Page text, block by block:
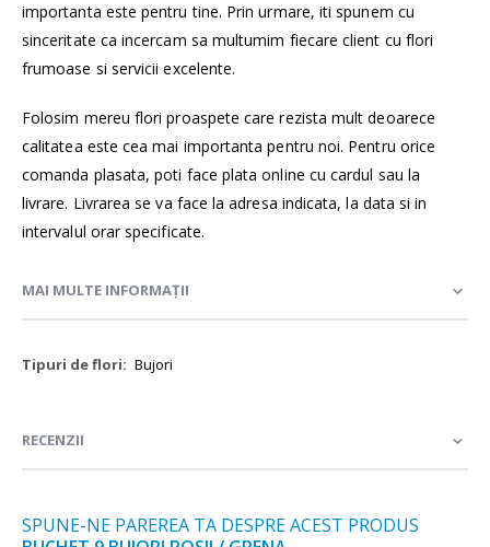
importanta este pentru tine. Prin urmare, iti spunem cu
sinceritate ca incercam sa multumim fiecare client cu flori
frumoase si servicii excelente.
Folosim mereu flori proaspete care rezista mult deoarece
calitatea este cea mai importanta pentru noi. Pentru orice
comanda plasata, poti face plata online cu cardul sau la
livrare. Livrarea se va face la adresa indicata, la data si in
intervalul orar specificate.
MAI MULTE INFORMAȚII
Mai
Bujori
RECENZII
SPUNE-NE PAREREA TA DESPRE ACEST PRODUS